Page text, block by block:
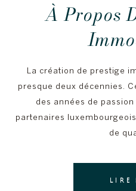
À Propos
La création de prestige
presque deux décennies.
des années de
partenaires
de
LIRE